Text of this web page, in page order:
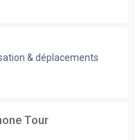
& déplacements
Tour